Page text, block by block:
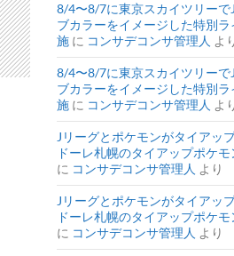
8/4〜8/7に東京スカイツリーで
ブカラーをイメージした特別
施 に コンサデコンサ管理人 よ
8/4〜8/7に東京スカイツリーで
ブカラーをイメージした特別
施 に コンサデコンサ管理人 よ
Jリーグとポケモンがタイアッ
ドーレ札幌のタイアップポケ
に コンサデコンサ管理人 より
Jリーグとポケモンがタイアッ
ドーレ札幌のタイアップポケ
に コンサデコンサ管理人 より